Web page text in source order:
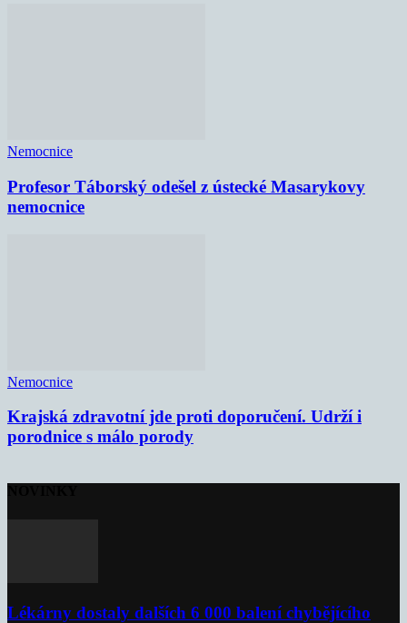
Nemocnice
Profesor Táborský odešel z ústecké Masarykovy
nemocnice
Nemocnice
Krajská zdravotní jde proti doporučení. Udrží i
porodnice s málo porody
Lékárny dostaly dalších 6 000 balení chybějícího